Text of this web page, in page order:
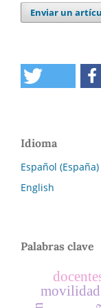
Enviar un
Idioma
Español (España)
English
Palabras clave
movilidad